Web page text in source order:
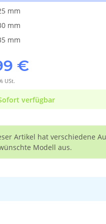
mm
mm
mm
€
USt.
verfügbar
Artikel hat verschiedene
Modell aus.